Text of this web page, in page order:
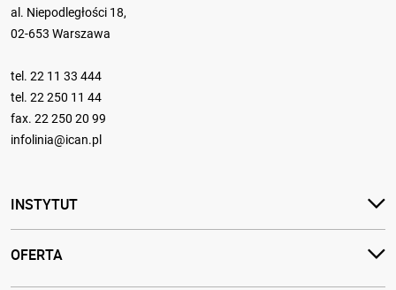
al. Niepodległości 18,
02-653 Warszawa
tel. 22 11 33 444
tel. 22 250 11 44
fax. 22 250 20 99
infolinia@ican.pl
INSTYTUT
OFERTA